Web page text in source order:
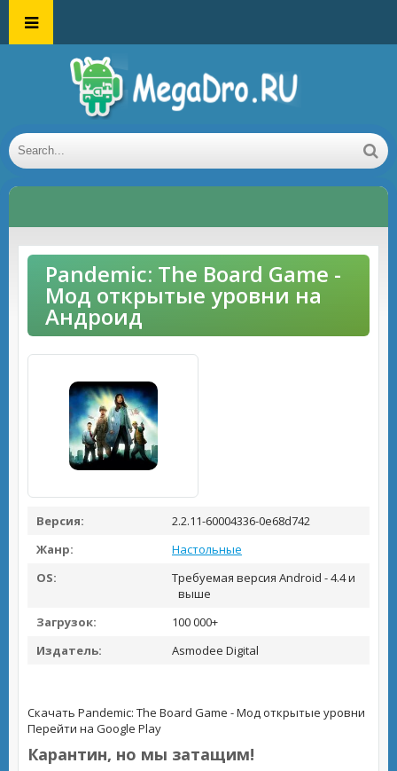
Pandemic: The Board Game -
Мод открытые уровни на
Андроид
Версия:
2.2.11-60004336-0e68d742
Жанр:
Настольные
OS:
Требуемая версия Android - 4.4 и
выше
Загрузок:
100 000+
Издатель:
Asmodee Digital
Скачать Pandemic: The Board Game - Мод открытые уровни
Перейти на Google Play
Карантин, но мы затащим!